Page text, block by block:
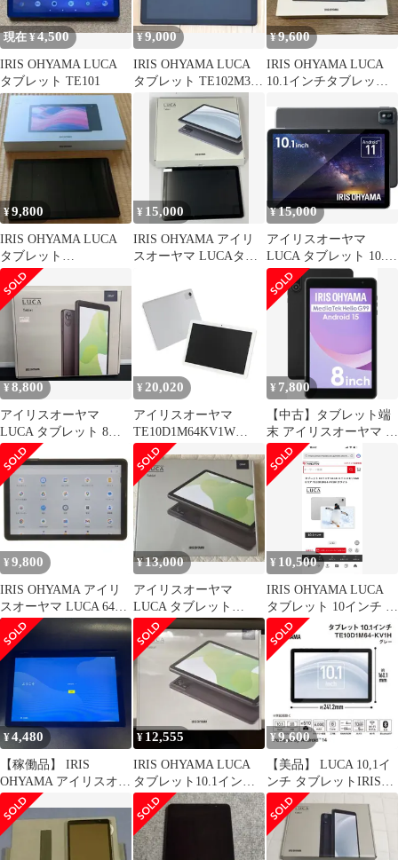
現在 ¥4,500
IRIS OHYAMA LUCA
タブレット TE101
¥9,000
IRIS OHYAMA LUCA
タブレット TE102M3
本体
¥9,600
IRIS OHYAMA LUCA
10.1インチタブレット
¥9,800
IRIS OHYAMA LUCA
タブレット
TM102M4N1-B 本体
¥ 15,000
IRIS OHYAMA アイリ
スオーヤマ LUCAタブ
TE10D1M64-KV1H
¥15,000
アイリスオーヤマ
LUCA タブレット 10.1
インチ Android11 Wi-Fi
モデル フルHD
3GB/32GB 動作確認済
み 一ヶ月保証付き 中古
－とても良い 520
¥8,800
アイリスオーヤマ
LUCA タブレット 8イ
ンチ Android15 64GB
++925089
¥ 20,020
アイリスオーヤマ
TE10D1M64KV1W
LUCA 10.1型Androidタ
ブレット
4GB/64GB/WiFi/ホワイ
ト TE10D1M64KV1W
¥ 7,800
【中古】タブレット端
末 アイリスオーヤマ 8
インチAndroidタブレッ
ト Luca 4GB/128GB
(WI-FI/ブラック)
[TM08E2W74-AZ1B]
¥ 9,800
IRIS OHYAMA アイリ
スオーヤマ LUCA 64GB
10.1インチ Android タ
ブレット TA10E1W63-
V1H 中古 送料無料 H４
¥13,000
アイリスオーヤマ
LUCA タブレット
TA10E IW63-V1H グレ
ー
¥ 10,500
IRIS OHYAMA LUCA
タブレット 10インチ 本
体 新品未使用
¥4,480
【稼働品】 IRIS
OHYAMA アイリスオー
ヤマ LUCA TE101 ブラ
ック タブレット 初期化
済み 動作確認済み 2021
年製
¥ 12,555
IRIS OHYAMA LUCA
タブレット10.1インチ
GRAY
¥9,600
【美品】 LUCA 10,1イ
ンチ タブレットIRIS
OHYAMA